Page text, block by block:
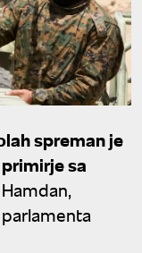
spreman je
sa